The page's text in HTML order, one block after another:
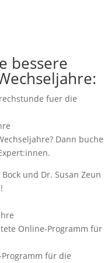
bessere
Dann buche
und Dr. Susan Zeun
Online-Programm für
Programm für die